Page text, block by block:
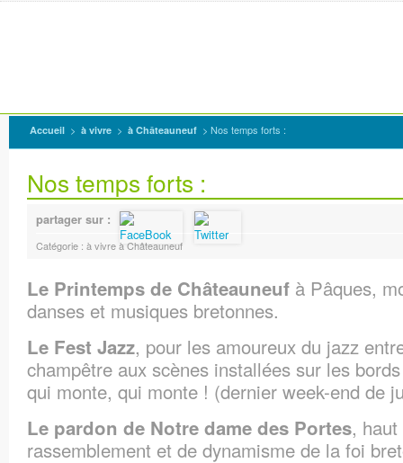
Accueil > à vivre > à Châteauneuf > Nos temps forts :
Nos temps forts :
partager sur :
Catégorie : à vivre à Châteauneuf
Le Printemps de Châteauneuf à Pâques,
danses et musiques bretonnes.
Le Fest Jazz, pour les amoureux du jazz
champêtre aux scènes installées sur les
qui monte, qui monte ! (dernier week-end de
Le pardon de Notre dame des Portes,
rassemblement et de dynamisme de la foi